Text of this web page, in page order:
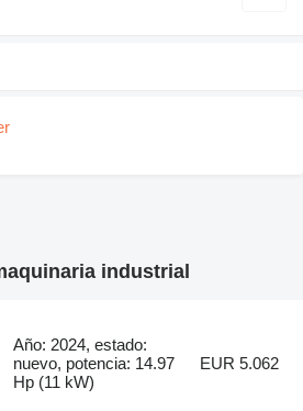
industrial
Año: 2024, estado:
nuevo, potencia: 14.97
Hp (11 kW)
EUR 5.062